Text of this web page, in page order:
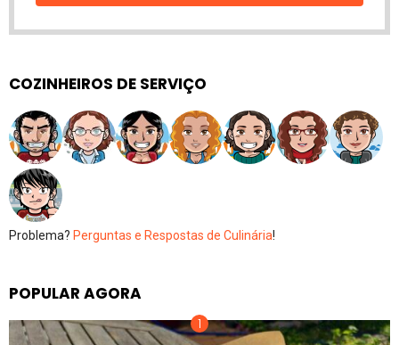
COZINHEIROS DE SERVIÇO
Problema? Perguntas e Respostas de Culinária!
POPULAR AGORA